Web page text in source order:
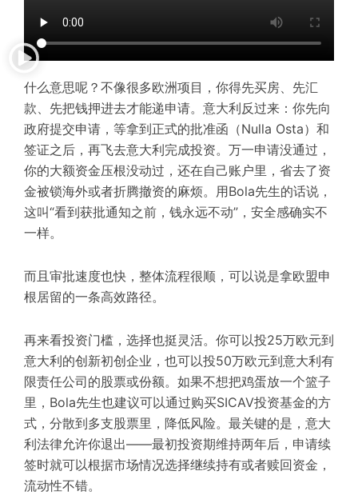
什么意思呢？不像很多欧洲项目，你得先买房、先汇
款、先把钱押进去才能递申请。意大利反过来：你先向
政府提交申请，等拿到正式的批准函（Nulla Osta）和
签证之后，再飞去意大利完成投资。万一申请没通过，
你的大额资金压根没动过，还在自己账户里，省去了资
金被锁海外或者折腾撤资的麻烦。用Bola先生的话说，
这叫“看到获批通知之前，钱永远不动”，安全感确实不
一样。
而且审批速度也快，整体流程很顺，可以说是拿欧盟申
根居留的一条高效路径。
再来看投资门槛，选择也挺灵活。你可以投25万欧元到
意大利的创新初创企业，也可以投50万欧元到意大利有
限责任公司的股票或份额。如果不想把鸡蛋放一个篮子
里，Bola先生也建议可以通过购买SICAV投资基金的方
式，分散到多支股票里，降低风险。最关键的是，意大
利法律允许你退出——最初投资期维持两年后，申请续
签时就可以根据市场情况选择继续持有或者赎回资金，
流动性不错。